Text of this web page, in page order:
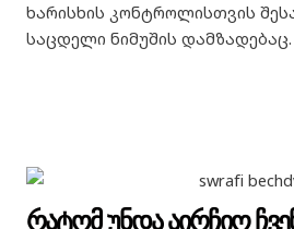
ხარისხის კონტროლისთვის
საცდელი ნიმუშის დამზადებაც.
რატომ უნდა აირჩიო